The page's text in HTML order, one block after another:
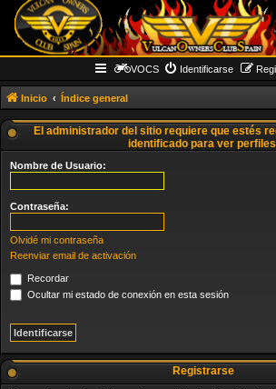
VOCS Identificarse
Inicio Índice general
El administrador del sitio requiere que estés
identificado para ver
Nombre de Usuario:
Contraseña:
Olvidé mi contraseña
Reenviar email de activación
Recordar
Ocultar mi estado de conexión en esta sesión
Registrarse